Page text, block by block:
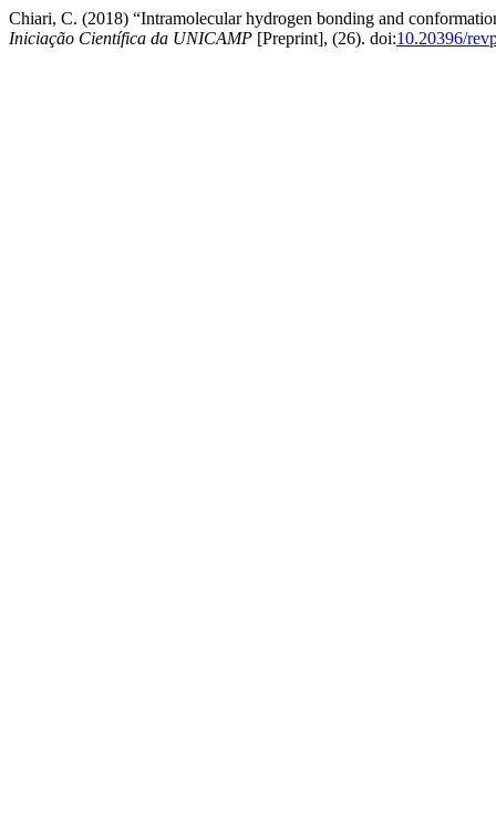
Chiari, C. (2018) “Intramolecular hydrogen bonding and
Iniciação Científica da UNICAMP [Preprint], (26). doi:10.20396/